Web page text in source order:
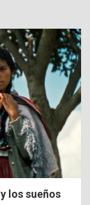
los sueños